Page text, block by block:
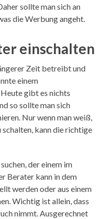
sollte man sich an
die Werbung angeht.
einschalten
Zeit betreibt und
einem
gibt es nichts
so sollte man sich
Nur wenn man weiß,
kann die richtige
der einem im
Berater kann in dem
werden oder aus einem
Wichtig ist allein, dass
nimmt. Ausgerechnet